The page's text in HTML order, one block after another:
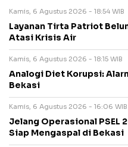
Kamis, 6 Agustus 2026 - 18:54 WIB
Layanan Tirta Patriot
Atasi Krisis Air
Kamis, 6 Agustus 2026 - 18:15 WIB
Analogi Diet Korupsi:
Bekasi
Kamis, 6 Agustus 2026 - 16:06 WIB
Jelang Operasional PSEL
Siap Mengaspal di Bekasi